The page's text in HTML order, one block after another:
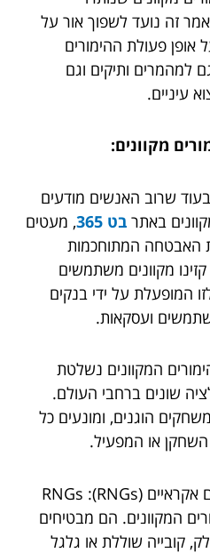
זה נועד לשפוך אור על
אופן פעולת ההימורים
למהמרים ותיקים וגם
עיניים.
מקוונים:
שרוב האנשים מודעים
באתר בט 365
, מעטים
האבטחה המתוחכמות
מקוונים משתמשים
המופעלת על ידי בנקים
ועסקאות.
המקוונים נשלטת
שונים ברחבי העולם.
הוגנים, ומונעים כל
השחקן או המפעיל.
התפקיד של מחוללי מספרים אקראיים (RNGs): RNGs
המקוונים. הם מבטיחים
קובייה שוללת או גלגל